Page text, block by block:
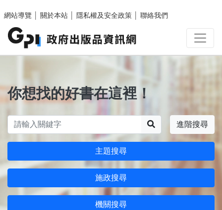
網站導覽
關於本站 隱私權及安全政策 聯絡我們
你想找的好書在這裡！
進階搜尋
主題搜尋
施政搜尋
機關搜尋